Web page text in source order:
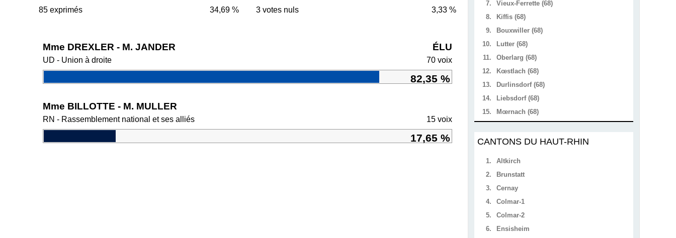
85 exprimés
34,69 %
3 votes nuls
3,33 %
Mme DREXLER - M. JANDER ÉLU
UD - Union à droite 70 voix
82,35 %
Mme BILLOTTE - M. MULLER
RN - Rassemblement national et ses alliés 15 voix
17,65 %
7.
Vieux-Ferrette (68)
8.
Kiffis (68)
9.
Bouxwiller (68)
10.
Lutter (68)
11.
Oberlarg (68)
12.
Kœstlach (68)
13.
Durlinsdorf (68)
14.
Liebsdorf (68)
15.
Mœrnach (68)
CANTONS DU HAUT-RHIN
1.
Altkirch
2.
Brunstatt
3.
Cernay
4.
Colmar-1
5.
Colmar-2
6.
Ensisheim